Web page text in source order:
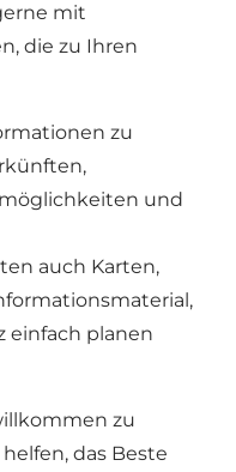
mit
die zu Ihren
zu
und
auch Karten,
einfach planen
zu
das Beste